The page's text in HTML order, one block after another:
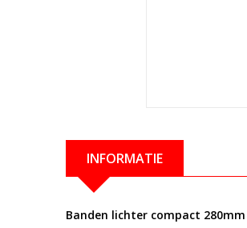
INFORMATIE
Banden lichter compact 280mm